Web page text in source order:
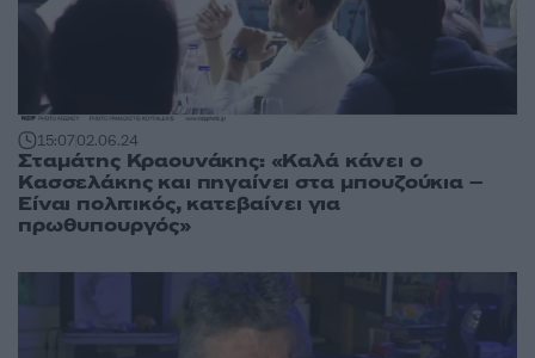
15:0702.06.24
Σταμάτης Κραουνάκης: «Καλά κάνει ο
Κασσελάκης και πηγαίνει στα μπουζούκια –
Είναι πολιτικός, κατεβαίνει για
πρωθυπουργός»